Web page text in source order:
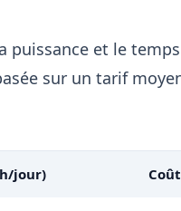
et le
sur un tarif
jour)